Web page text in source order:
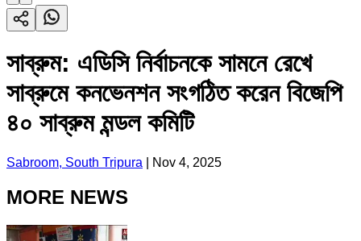
সাব্রুম: এডিসি নির্বাচনকে সামনে রেখে
সাব্রুমে কনভেনশন সংগঠিত করেন বিজেপি
৪০ সাব্রুম মন্ডল কমিটি
Sabroom, South Tripura Nov 4, 2025
MORE NEWS